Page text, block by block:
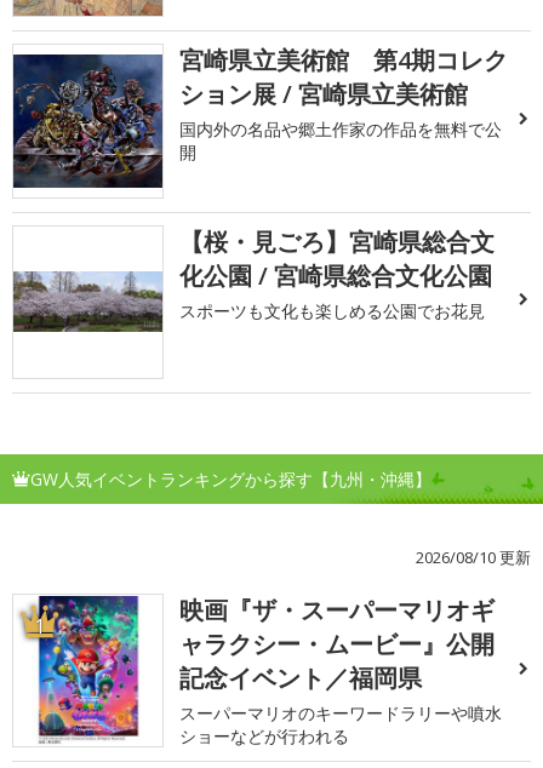
宮崎県立美術館 第4期コレク
ション展 / 宮崎県立美術館
国内外の名品や郷土作家の作品を無料で公
開
【桜・見ごろ】宮崎県総合文
化公園 / 宮崎県総合文化公園
スポーツも文化も楽しめる公園でお花見
GW人気イベントランキングから探す【九州・沖縄】
2026/08/10 更新
1
映画『ザ・スーパーマリオギ
ャラクシー・ムービー』公開
記念イベント／福岡県
スーパーマリオのキーワードラリーや噴水
ショーなどが行われる